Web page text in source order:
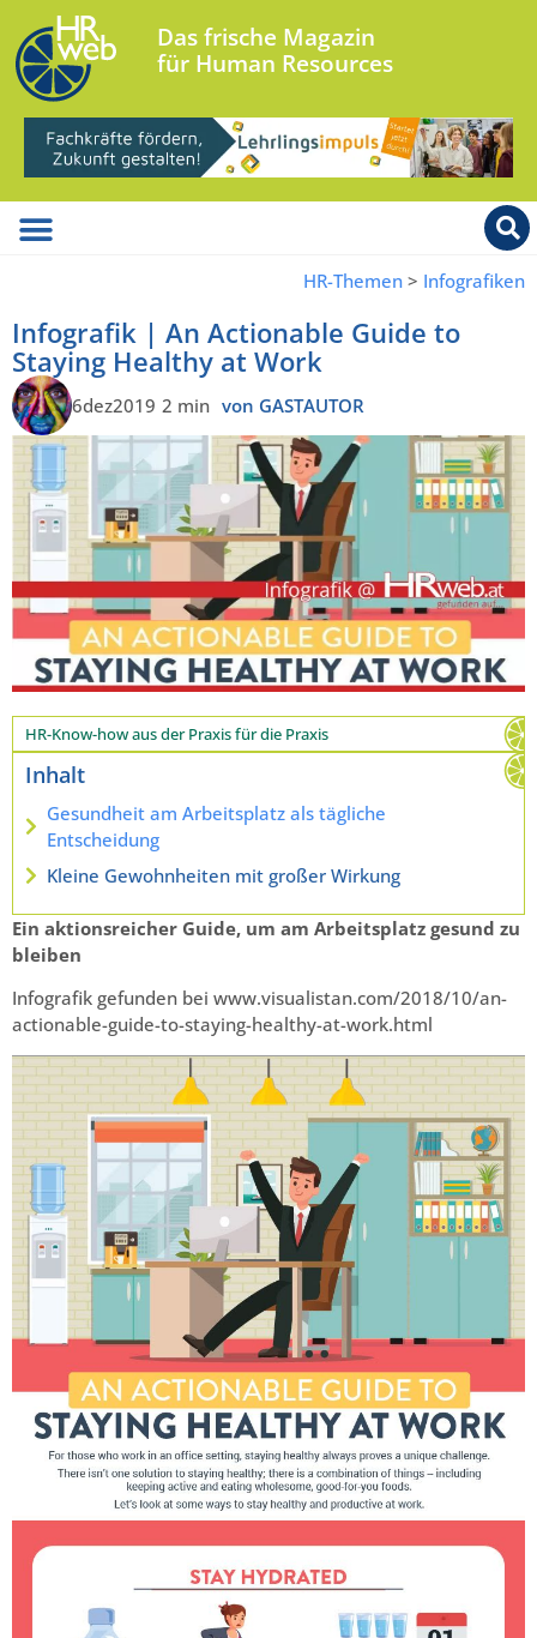
Das frische Magazin
für Human Resources
HR-Themen > Infografiken
Infografik | An Actionable Guide to
Staying Healthy at Work
6dez2019 2 min von GASTAUTOR
HR-Know-how aus der Praxis für die Praxis
Inhalt
Gesundheit am Arbeitsplatz als tägliche
Entscheidung
Kleine Gewohnheiten mit großer Wirkung
Ein aktionsreicher Guide, um am Arbeitsplatz gesund zu
bleiben
Infografik gefunden bei www.visualistan.com/2018/10/an-
actionable-guide-to-staying-healthy-at-work.html